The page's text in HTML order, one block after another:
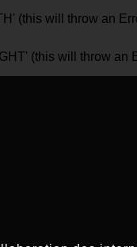
(this will throw an
(this will throw an